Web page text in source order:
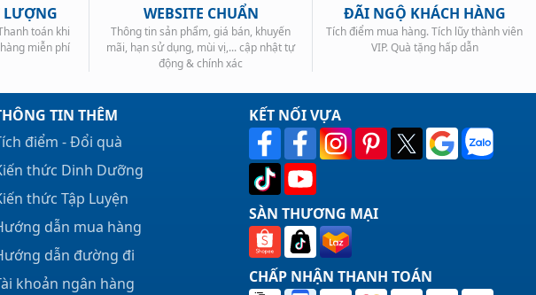
LƯỢNG
toán khi
miễn phí
WEBSITE CHUẨN
Thông tin sản phẩm, giá bán, khuyến
mãi, hạn sử dụng, mùi vị,... cập nhật tự
động & chính xác
ĐÃI NGỘ KHÁCH HÀNG
Tích điểm mua hàng. Tích lũy thành viên
VIP. Quà tặng hấp dẫn
TIN THÊM
điểm - Đổi quà
thức Dinh Dưỡng
thức Tập Luyện
dẫn mua hàng
dẫn đường đi
khoản ngân hàng
KẾT NỐI VỰA
SÀN THƯƠNG MẠI
CHẤP NHẬN THANH TOÁN